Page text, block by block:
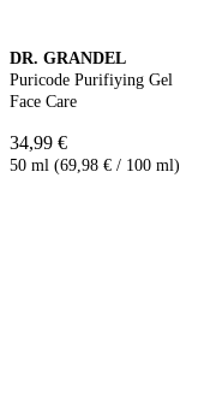
DR. GRANDEL
Puricode Purifiying Gel
Face Care
34,99 €
50 ml (69,98 € / 100 ml)